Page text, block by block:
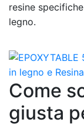
resine
legno.
Come
giusta